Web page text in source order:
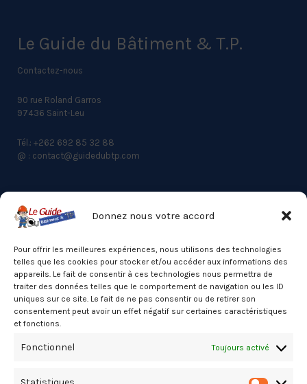
Donnez nous votre accord
Pour offrir les meilleures expériences, nous utilisons des technologies
telles que les cookies pour stocker et/ou accéder aux informations des
appareils. Le fait de consentir à ces technologies nous permettra de
traiter des données telles que le comportement de navigation ou les ID
uniques sur ce site. Le fait de ne pas consentir ou de retirer son
consentement peut avoir un effet négatif sur certaines caractéristiques
et fonctions.
Fonctionnel Toujours activé
Le Guide du Bâtiment & T.P.
Contactez-nous
90 rue Roland Garros
97436 Saint-Leu
Tél.: +262 692 85 32 88
@ : contact@guidedubtp.com
ACCES RAPIDE
Actualités du BTP
Annuaire
Besoin d’un professionnel ?
Mentions légales